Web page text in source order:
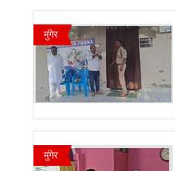
मुंगेर
मुंगेर